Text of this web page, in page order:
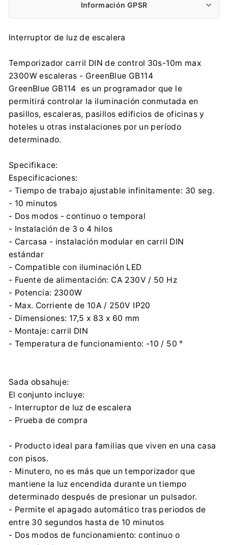
Información GPSR
Fabricante:
Centrumelektroniki.EU Sp. z o.o.
contact@centrumelektroniki.pl
+48 32 284 72 22
Importador:
Centrumelektroniki.EU Sp. z o.o.
Korfantego 7, 42-600 Tarnowskie Góry
contact@centrumelektroniki.pl
Interruptor de luz de escalera
Temporizador carril DIN de control 30s-10m max
2300W escaleras - GreenBlue GB114
GreenBlue GB114 es un programador que le
permitirá controlar la iluminación conmutada en
pasillos, escaleras, pasillos edificios de oficinas y
hoteles u otras instalaciones por un período
determinado.
Specifikace:
Especificaciones:
- Tiempo de trabajo ajustable infinitamente: 30 seg.
- 10 minutos
- Dos modos - continuo o temporal
- Instalación de 3 o 4 hilos
- Carcasa - instalación modular en carril DIN
estándar
- Compatible con iluminación LED
- Fuente de alimentación: CA 230V / 50 Hz
- Potencia: 2300W
- Max. Corriente de 10A / 250V IP20
- Dimensiones: 17,5 x 83 x 60 mm
- Montaje: carril DIN
- Temperatura de funcionamiento: -10 / 50 °
Sada obsahuje:
El conjunto incluye:
- Interruptor de luz de escalera
- Prueba de compra
- Producto ideal para familias que viven en una casa
con pisos.
- Minutero, no es más que un temporizador que
mantiene la luz encendida durante un tiempo
determinado después de presionar un pulsador.
- Permite el apagado automático tras periodos de
entre 30 segundos hasta de 10 minutos
- Dos modos de funcionamiento: continuo o